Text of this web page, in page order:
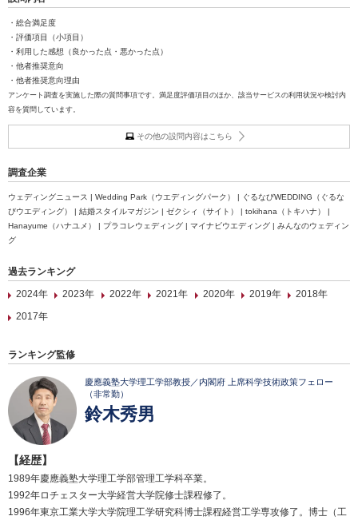
・総合満足度
・評価項目（小項目）
・利用した感想（良かった点・悪かった点）
・他者推奨意向
・他者推奨意向理由
アンケート調査を実施した際の質問事項です。満足度評価項目のほか、該当サービスの利用状況や検討内
容を質問しています。
その他の設問内容はこちら
調査企業
ウェディングニュース | Wedding Park（ウエディングパーク） | ぐるなびWEDDING（ぐるな
びウエディング） | 結婚スタイルマガジン | ゼクシィ（サイト） | tokihana（トキハナ） |
Hanayume（ハナユメ） | プラコレウェディング | マイナビウエディング | みんなのウェディン
グ
過去ランキング
2024年
2023年 2022年 2021年 2020年 2019年
2018年
2017年
ランキング監修
慶應義塾大学理工学部教授／内閣府 上席科学技術政策フェロー
（非常勤）
鈴木秀男
【経歴】
1989年慶應義塾大学理工学部管理工学科卒業。
1992年ロチェスター大学経営大学院修士課程修了。
1996年東京工業大学大学院理工学研究科博士課程経営工学専攻修了。博士（工